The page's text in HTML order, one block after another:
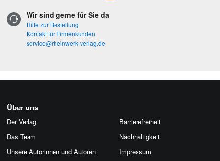
Wir sind gerne für Sie da
Hilfe zur Bestellung
Kontakt für Firmenkunden
service@rheinwerk-verlag.de
Über uns
Der Verlag
Das Team
Unsere Autorinnen und Autoren
Barrierefreiheit
Nachhaltigkeit
Impressum